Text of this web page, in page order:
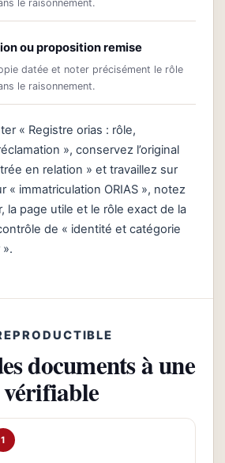
le raisonnement.
ou proposition remise
datée et noter précisément le rôle
le raisonnement.
« Registre orias : rôle,
», conservez l’original
en relation » et travaillez sur
« immatriculation ORIAS », notez
la page utile et le rôle exact de la
de « identité et catégorie
documents à une
1